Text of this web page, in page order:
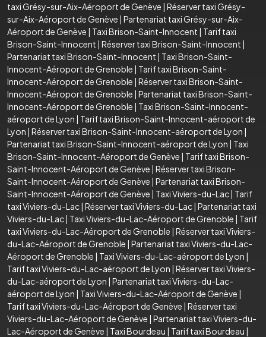
taxi Grésy-sur-Aix-Aéroport de Genève | Réserver taxi Grésy-
sur-Aix-Aéroport de Genève | Partenariat taxi Grésy-sur-Aix-
Aéroport de Genève | Taxi Brison-Saint-Innocent | Tarif taxi
Brison-Saint-Innocent | Réserver taxi Brison-Saint-Innocent |
Partenariat taxi Brison-Saint-Innocent | Taxi Brison-Saint-
Innocent-Aéroport de Grenoble | Tarif taxi Brison-Saint-
Innocent-Aéroport de Grenoble | Réserver taxi Brison-Saint-
Innocent-Aéroport de Grenoble | Partenariat taxi Brison-Saint-
Innocent-Aéroport de Grenoble | Taxi Brison-Saint-Innocent-
aéroport de Lyon | Tarif taxi Brison-Saint-Innocent-aéroport de
Lyon | Réserver taxi Brison-Saint-Innocent-aéroport de Lyon |
Partenariat taxi Brison-Saint-Innocent-aéroport de Lyon | Taxi
Brison-Saint-Innocent-Aéroport de Genève | Tarif taxi Brison-
Saint-Innocent-Aéroport de Genève | Réserver taxi Brison-
Saint-Innocent-Aéroport de Genève | Partenariat taxi Brison-
Saint-Innocent-Aéroport de Genève | Taxi Viviers-du-Lac| Tarif
taxi Viviers-du-Lac| Réserver taxi Viviers-du-Lac| Partenariat taxi
Viviers-du-Lac| Taxi Viviers-du-Lac-Aéroport de Grenoble | Tarif
taxi Viviers-du-Lac-Aéroport de Grenoble | Réserver taxi Viviers-
du-Lac-Aéroport de Grenoble | Partenariat taxi Viviers-du-Lac-
Aéroport de Grenoble | Taxi Viviers-du-Lac-aéroport de Lyon |
Tarif taxi Viviers-du-Lac-aéroport de Lyon | Réserver taxi Viviers-
du-Lac-aéroport de Lyon | Partenariat taxi Viviers-du-Lac-
aéroport de Lyon | Taxi Viviers-du-Lac-Aéroport de Genève |
Tarif taxi Viviers-du-Lac-Aéroport de Genève | Réserver taxi
Viviers-du-Lac-Aéroport de Genève | Partenariat taxi Viviers-du-
Lac-Aéroport de Genève | Taxi Bourdeau | Tarif taxi Bourdeau |